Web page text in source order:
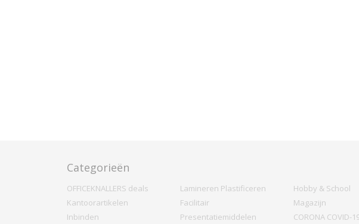
Categorieën
OFFICEKNALLERS deals
Kantoorartikelen
Inbinden
Lamineren Plastificeren
Facilitair
Presentatiemiddelen
Hobby & School
Magazijn
CORONA COVID-